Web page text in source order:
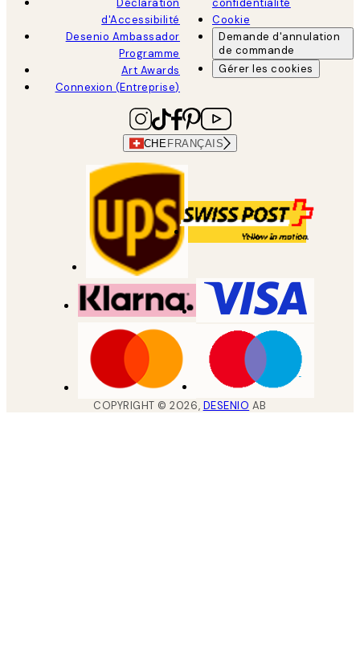
Déclaration
d'Accessibilité
Desenio Ambassador
Programme
Art Awards
Connexion (Entreprise)
confidentialité
Cookie
Demande d'annulation
de commande
Gérer les cookies
CHE FRANÇAIS
COPYRIGHT ©2026, DESENIO AB